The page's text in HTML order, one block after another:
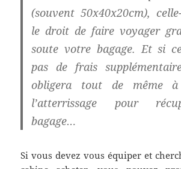
(souvent 50x40x20cm),
le droit de faire voyager
soute votre bagage. Et si
pas de frais
obligera tout de même
l’atterrissage pour
bagage…
Si vous devez vous équiper et